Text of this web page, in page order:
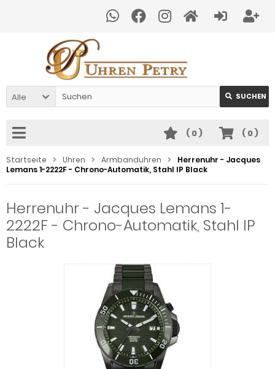
Alle SUCHEN
( 0)
( 0)
Startseite Uhren Armbanduhren
Herrenuhr - Jacques
Lemans 1-2222F - Chrono-Automatik, Stahl IP Black
Herrenuhr - Jacques Lemans 1-
2222F - Chrono-Automatik, Stahl IP
Black